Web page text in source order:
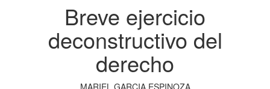
Breve ejercicio
deconstructivo del
derecho